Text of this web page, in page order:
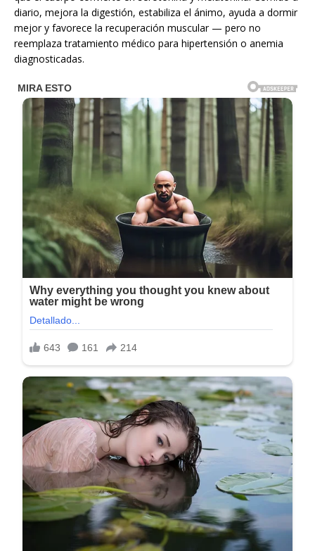
diario, mejora la digestión, estabiliza el ánimo, ayuda a dormir
mejor y favorece la recuperación muscular — pero no
reemplaza tratamiento médico para hipertensión o anemia
diagnosticadas.